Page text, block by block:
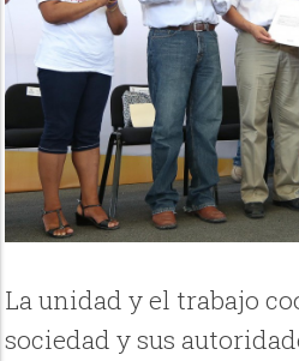
La unidad y el trabajo
sociedad y sus